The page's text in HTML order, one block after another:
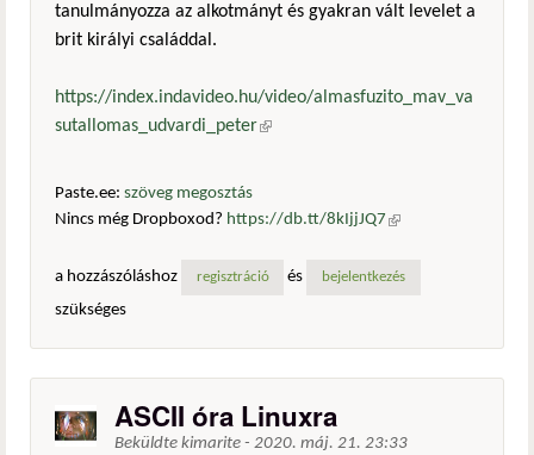
tanulmányozza az alkotmányt és gyakran vált levelet a
brit királyi családdal.
https://index.indavideo.hu/video/almasfuzito_mav_va
sutallomas_udvardi_peter(külső hivatkozás)
Paste.ee: szöveg megosztás
Nincs még Dropboxod? https://db.tt/8kIjjJQ7 (külső
a hozzászóláshoz
regisztráció és bejelentkezés
szükséges
ASCII óra Linuxra
Beküldte kimarite - 2020. máj. 21. 23:33